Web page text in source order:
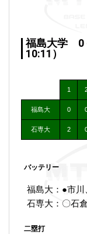
福島大学 0
10:11）
1
福島大 0
石専大 2
バッテリー
福島大：●市
石専大：〇石
二塁打